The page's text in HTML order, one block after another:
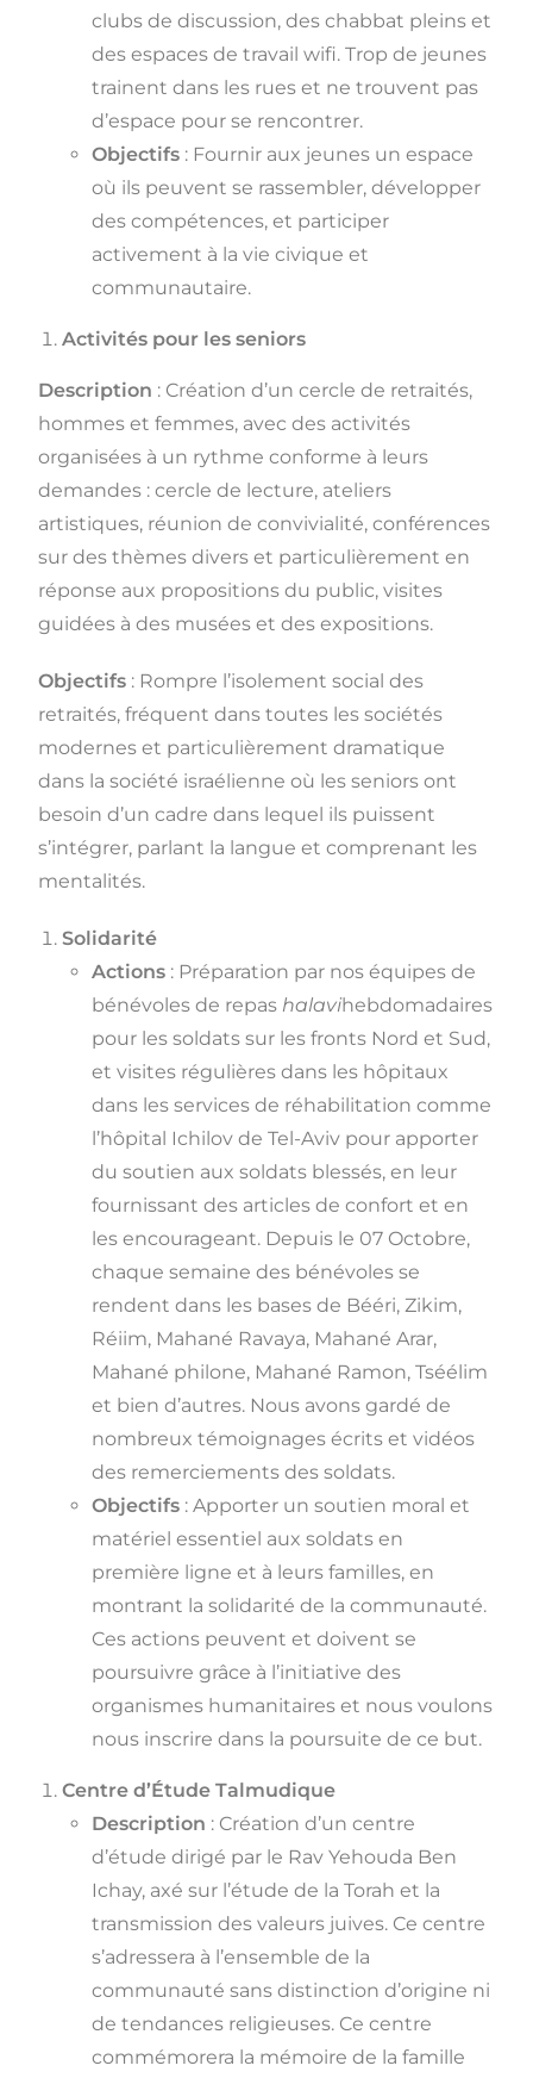
clubs de discussion, des chabbat pleins et
des espaces de travail wifi. Trop de jeunes
trainent dans les rues et ne trouvent pas
d’espace pour se rencontrer.
Objectifs : Fournir aux jeunes un espace
où ils peuvent se rassembler, développer
des compétences, et participer
activement à la vie civique et
communautaire.
Activités pour les seniors
Description : Création d’un cercle de retraités,
hommes et femmes, avec des activités
organisées à un rythme conforme à leurs
demandes : cercle de lecture, ateliers
artistiques, réunion de convivialité, conférences
sur des thèmes divers et particulièrement en
réponse aux propositions du public, visites
guidées à des musées et des expositions.
Objectifs : Rompre l’isolement social des
retraités, fréquent dans toutes les sociétés
modernes et particulièrement dramatique
dans la société israélienne où les seniors ont
besoin d’un cadre dans lequel ils puissent
s’intégrer, parlant la langue et comprenant les
mentalités.
Solidarité
Actions : Préparation par nos équipes de
bénévoles de repas halavihebdomadaires
pour les soldats sur les fronts Nord et Sud,
et visites régulières dans les hôpitaux
dans les services de réhabilitation comme
l’hôpital Ichilov de Tel-Aviv pour apporter
du soutien aux soldats blessés, en leur
fournissant des articles de confort et en
les encourageant. Depuis le 07 Octobre,
chaque semaine des bénévoles se
rendent dans les bases de Bééri, Zikim,
Réiim, Mahané Ravaya, Mahané Arar,
Mahané philone, Mahané Ramon, Tséélim
et bien d’autres. Nous avons gardé de
nombreux témoignages écrits et vidéos
des remerciements des soldats.
Objectifs : Apporter un soutien moral et
matériel essentiel aux soldats en
première ligne et à leurs familles, en
montrant la solidarité de la communauté.
Ces actions peuvent et doivent se
poursuivre grâce à l’initiative des
organismes humanitaires et nous voulons
nous inscrire dans la poursuite de ce but.
Centre d’Étude Talmudique
Description : Création d’un centre
d’étude dirigé par le Rav Yehouda Ben
Ichay, axé sur l’étude de la Torah et la
transmission des valeurs juives. Ce centre
s’adressera à l’ensemble de la
communauté sans distinction d’origine ni
de tendances religieuses. Ce centre
commémorera la mémoire de la famille